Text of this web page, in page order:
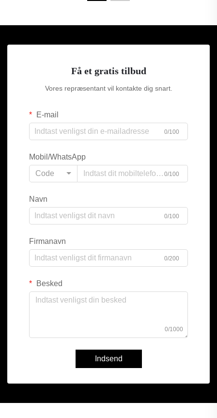
Få et gratis tilbud
Vores repræsentant vil kontakte dig snart.
E-mail
0/100
Mobil/WhatsApp
Code
0/100
Navn
0/100
Firmanavn
0/200
Besked
0/1000
Indsend